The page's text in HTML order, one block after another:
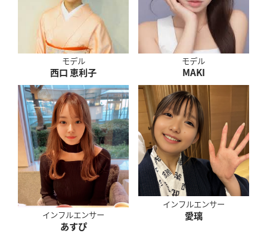
モデル
西口 恵利子
モデル
MAKI
インフルエンサー
あすぴ
インフルエンサー
愛璃